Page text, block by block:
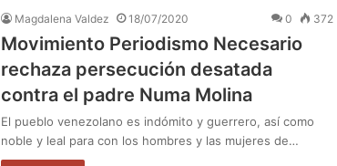
Magdalena Valdez 18/07/2020 0 372
Movimiento Periodismo Necesario
rechaza persecución desatada
contra el padre Numa Molina
El pueblo venezolano es indómito y guerrero, así como
noble y leal para con los hombres y las mujeres de…